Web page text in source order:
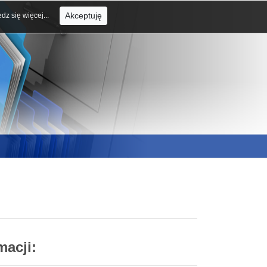
się więcej... Akceptuję